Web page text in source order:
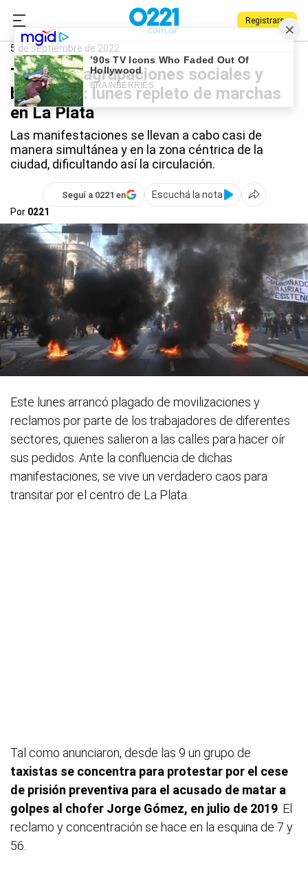
Registrarse
0221.com.ar
Protestas en La Plata
5 de septiembre de 2022
Taxistas, agrupaciones sociales y
bancarios: lunes repleto de marchas
en La Plata
Las manifestaciones se llevan a cabo casi de
manera simultánea y en la zona céntrica de la
ciudad, dificultando así la circulación.
Seguí a 0221 en
Escuchá la nota
Por 0221
Este lunes arrancó plagado de movilizaciones y
reclamos por parte de los trabajadores de diferentes
sectores, quienes salieron a las calles para hacer oír
sus pedidos. Ante la confluencia de dichas
manifestaciones, se vive un verdadero caos para
transitar por el centro de La Plata.
Tal como anunciaron, desde las 9 un grupo de
taxistas se concentra para protestar por el cese
de prisión preventiva para el acusado de matar a
golpes al chofer Jorge Gómez, en julio de 2019 . El
reclamo y concentración se hace en la esquina de 7 y
56.